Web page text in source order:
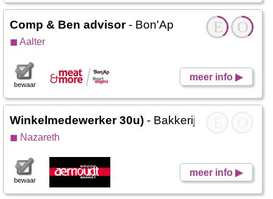
O
E
Comp & Ben advisor- Bon'Ap
◼ Aalter
meer info ▶
bewaar
Winkelmedewerker 30u) - Bakkerij Aernoudt
◼ Nazareth
meer info ▶
bewaar